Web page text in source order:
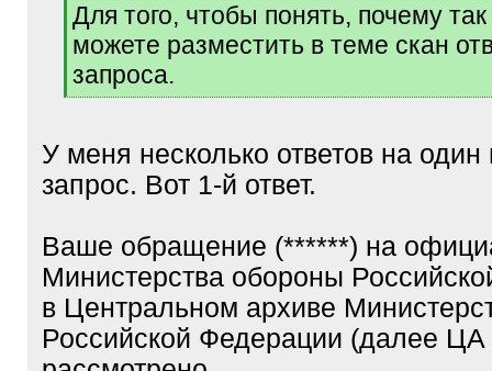
q
]
Для того, чтобы понять, почему
можете разместить в теме скан
запроса.
[
]
У меня несколько ответов на один
запрос. Вот 1-й ответ.
Ваше обращение (******) на
Министерства обороны
в Центральном архиве
Российской Федерации (далее